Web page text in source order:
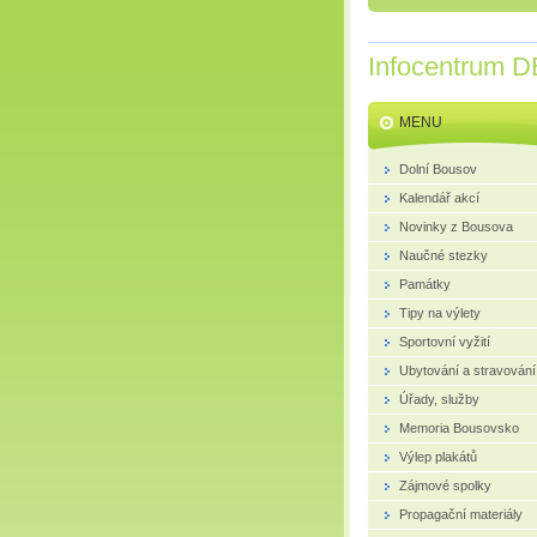
Infocentrum
MENU
Dolní Bousov
Kalendář akcí
Novinky z Bousova
Naučné stezky
Památky
Tipy na výlety
Sportovní vyžití
Ubytování a stravování
Úřady, služby
Memoria Bousovsko
Výlep plakátů
Zájmové spolky
Propagační materiály